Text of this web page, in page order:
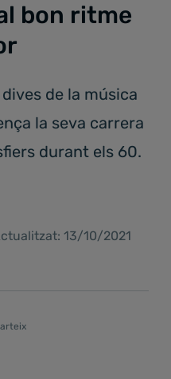
bon ritme
de la música
la seva carrera
durant els 60.
13/10/2021